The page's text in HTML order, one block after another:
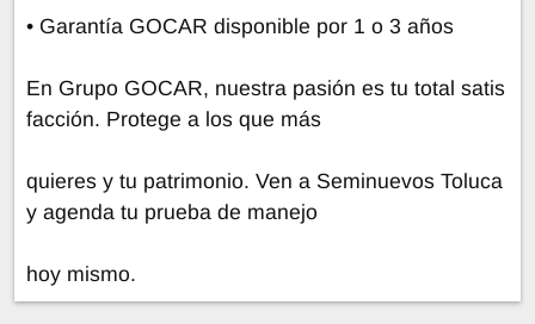
• Garantía GOCAR disponible por 1 o 3 años
En Grupo GOCAR, nuestra pasión es tu total satis
facción. Protege a los que más
quieres y tu patrimonio. Ven a Seminuevos Toluca
y agenda tu prueba de manejo
hoy mismo.